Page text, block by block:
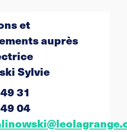
et
auprès
Sylvie
31
04